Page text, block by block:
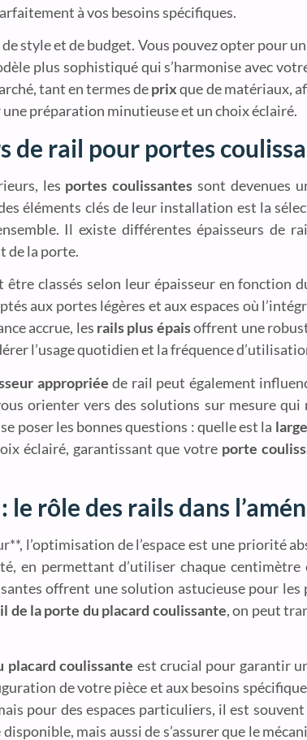
à vos besoins spécifiques.
style et de budget. Vous pouvez opter pour un
plus sophistiqué qui s’harmonise avec
tant en termes deprixque de matériaux,
préparation minutieuse et un choix éclairé.
de rail pour portes
les portes coulissantes sont devenues
éléments clés de leur installation est la
Il existe différentes épaisseurs de
de la porte.
classés selon leur épaisseur en fonction
aux portes légères et aux espaces où
accrue, les rails plus épaisoffrent une
l’usage quotidien et la fréquence
appropriée de rail peut également
orienter vers des solutions sur mesure
poser les bonnes questions : quelle est la
éclairé, garantissant que votre porte
le rôle des rails dans
l’optimisation de l’espace est une priorité
en permettant d’utiliser chaque
offrent une solution astucieuse pour les
de la porte du placard coulissante, on peut
placard coulissante est crucial pour garantir
de votre pièce et aux besoins
pour des espaces particuliers, il est souvent
mais aussi de s’assurer que le